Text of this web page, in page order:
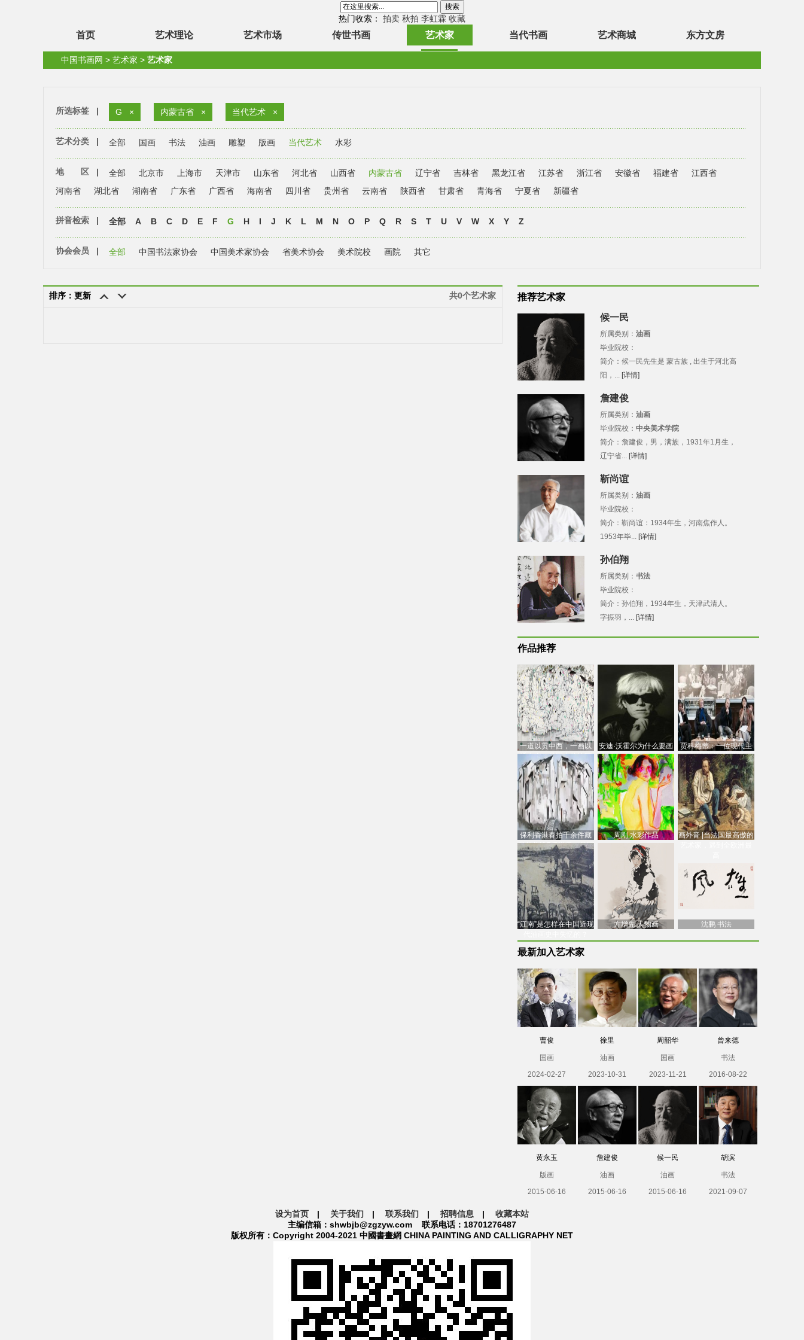
热门收索： 拍卖 秋拍 李虹霖 收藏
首页 艺术理论 艺术市场 传世书画 艺术家 当代书画 艺术商城 东方文房
中国书画网 > 艺术家 > 艺术家
所选标签 | G × 内蒙古省 × 当代艺术 ×
艺术分类 | 全部 国画 书法 油画 雕塑 版画 当代艺术 水彩
地 区 | 全部 北京市 上海市 天津市 山东省 河北省 山西省 内蒙古省 辽宁省 吉林省 黑龙江省 江苏省 浙江省 安徽省 福建省
江西省
河南省
湖北省 湖南省 广东省 广西省 海南省 四川省 贵州省 云南省 陕西省 甘肃省 青海省 宁夏省 新疆省
拼音检索 | 全部 A B C D E F G H I J K L M N O P Q R S T U V W X Y Z
协会会员 | 全部 中国书法家协会 中国美术家协会 省美术协会 美术院校 画院 其它
排序：更新 共0个艺术家 推荐艺术家
候一民
所属类别： 油画
毕业院校：
简介：候一民先生是 蒙古族 , 出生于河北高
阳，... [详情]
詹建俊
所属类别： 油画
毕业院校： 中央美术学院
简介：詹建俊，男，满族，1931年1月生，
辽宁省... [详情]
靳尚谊
所属类别： 油画
毕业院校：
简介：靳尚谊：1934年生，河南焦作人。
1953年毕... [详情]
孙伯翔
所属类别： 书法
毕业院校：
简介：孙伯翔，1934年生，天津武清人。
字振羽，... [详情]
作品推荐
一道以贯中西，一画以
通古今：吴冠中的绘画
创
安迪·沃霍尔为什么要画
芭比
贾科梅蒂：一位现代主
义的“当代”艺术家
保利香港春拍千余件藏
品估价逾7亿港元，吴冠
中
周刚 水彩作品
画外音 |当法国最高傲的
“江南”是怎样在中国近现
方增先 人物画 沈鹏 书法
最新加入艺术家
曹俊
国画
2024-02-27
徐里
油画
2023-10-31
周韶华
国画
2023-11-21
曾来德
书法
2016-08-22
黄永玉
版画
2015-06-16
詹建俊
油画
2015-06-16
候一民
油画
2015-06-16
胡滨
书法
2021-09-07
设为首页 | 关于我们 | 联系我们 | 招聘信息 | 收藏本站
主编信箱：shwbjb@zgzyw.com 联系电话：18701276487
版权所有：Copyright 2004-2021 中國書畫網 CHINA PAINTING AND CALLIGRAPHY NET